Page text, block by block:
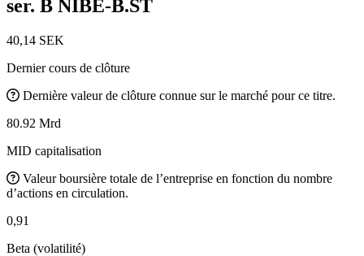
ser. B NIBE-B.ST
40,14 SEK
Dernier cours de clôture
Dernière valeur de clôture connue sur le marché pour ce titre.
80.92 Mrd
MID capitalisation
Valeur boursière totale de l’entreprise en fonction du nombre
d’actions en circulation.
0,91
Beta (volatilité)